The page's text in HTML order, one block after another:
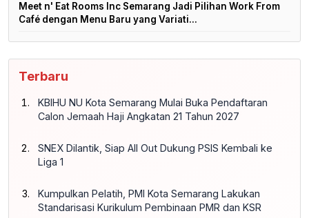
Meet n' Eat Rooms Inc Semarang Jadi Pilihan Work From
Café dengan Menu Baru yang Variati...
Terbaru
KBIHU NU Kota Semarang Mulai Buka Pendaftaran
Calon Jemaah Haji Angkatan 21 Tahun 2027
SNEX Dilantik, Siap All Out Dukung PSIS Kembali ke
Liga 1
Kumpulkan Pelatih, PMI Kota Semarang Lakukan
Standarisasi Kurikulum Pembinaan PMR dan KSR